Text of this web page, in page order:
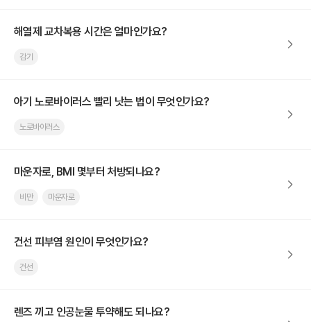
해열제 교차복용 시간은 얼마인가요?
감기
아기 노로바이러스 빨리 낫는 법이 무엇인가요?
노로바이러스
마운자로, BMI 몇부터 처방되나요?
비만 마운자로
건선 피부염 원인이 무엇인가요?
건선
렌즈 끼고 인공눈물 투약해도 되나요?